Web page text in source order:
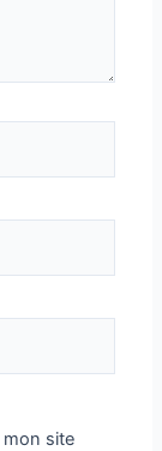
site